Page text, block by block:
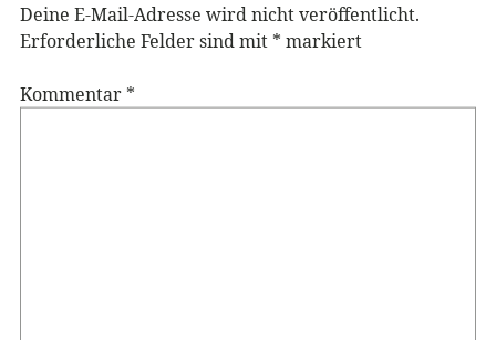
Deine E-Mail-Adresse wird nicht veröffentlicht.
Erforderliche Felder sind mit * markiert
Kommentar *